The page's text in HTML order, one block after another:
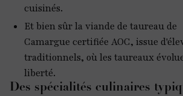
cuisinés.
Et bien sûr la viande de taureau de
Camargue certifiée AOC, issue
traditionnels, où les taureaux
liberté.
Des spécialités culinaires